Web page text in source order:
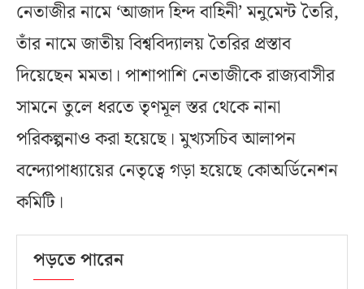
নেতাজীর নামে ‘আজাদ হিন্দ বাহিনী’ মনুমেন্ট তৈরি,
তাঁর নামে জাতীয় বিশ্ববিদ্যালয় তৈরির প্রস্তাব
দিয়েছেন মমতা। পাশাপাশি নেতাজীকে রাজ্যবাসীর
সামনে তুলে ধরতে তৃণমূল স্তর থেকে নানা
পরিকল্পনাও করা হয়েছে। মুখ্যসচিব আলাপন
বন্দ্যোপাধ্যায়ের নেতৃত্বে গড়া হয়েছে কোঅর্ডিনেশন
কমিটি।
পড়তে পারেন